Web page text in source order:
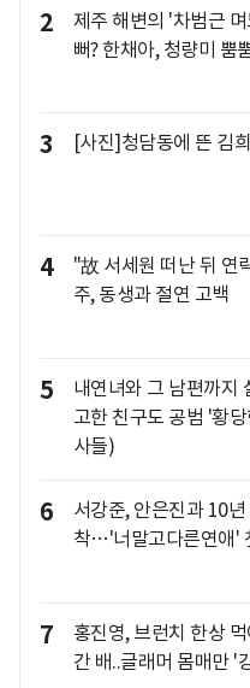
2
제주 해변의 '차범근
뻐? 한채아, 청량미 뿜
3 [사진]청담동에 뜬 김
4
"故 서세원 떠난 뒤
주, 동생과 절연 고백
5
내연녀와 그 남편까지
고한 친구도 공범 '황
사들)
6
서강준, 안은진과 10
착…'너말고다른연애'
7
홍진영, 브런치 한상
간 배..글래머 몸매만 '